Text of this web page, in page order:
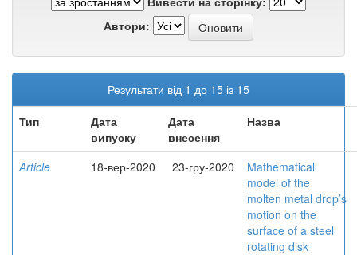
Автори:
Результати від 1 до 15 із 15
Тип
Дата
випуску
Дата
внесення
Назва
Article 18-вер-2020 23-гру-2020
Mathematical
model of the
molten metal drop’s
motion on the
surface of a steel
rotating disk